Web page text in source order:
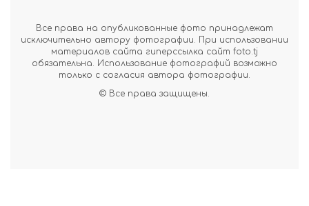
Все права на опубликованные фото принадлежат
исключительно автору фотографии. При использовании
материалов сайта гиперссылка сайт foto.tj
обязательна. Использование фотографий возможно
только с согласия автора фотографии.
© Все права защищены.